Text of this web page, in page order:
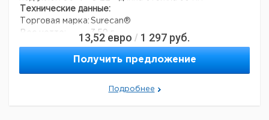
Технические данные:
Торговая марка: Surecan®
Вес нетто:
3,59 г
Данные для перевозки (реальные данные могут
13,52 евро / 1 297 руб.
Получить предложение
Подробнее